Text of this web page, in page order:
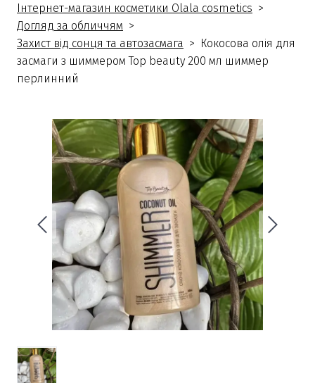
Інтернет-магазин косметики Olala cosmetics
Догляд за обличчям
Захист від сонця та автозасмага
Кокосова олія для
засмаги з шиммером Top beauty 200 мл шиммер
перлинний